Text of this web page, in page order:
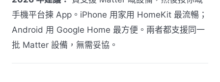
手機平台揀 App。iPhone 用家用 HomeKit 最流暢；
Android 用 Google Home 最方便。兩者都支援同一
批 Matter 設備，無需妥協。